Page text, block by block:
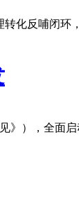
化反哺闭
》），全面